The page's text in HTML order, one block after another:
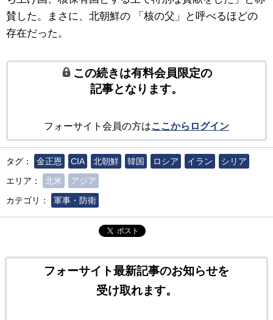
賛した。まさに、北朝鮮の 「核の父」と呼べるほどの
存在だった。
この続きは有料会員限定の
記事となります。
フォーサイト会員の方はここからログイン
タグ： 金正恩 CIA 北朝鮮 韓国 ロシア イラン
シリア
エリア：
北米
アジア
カテゴリ：
軍事・防衛
ポスト
フォーサイト最新記事のお知らせを
受け取れます。